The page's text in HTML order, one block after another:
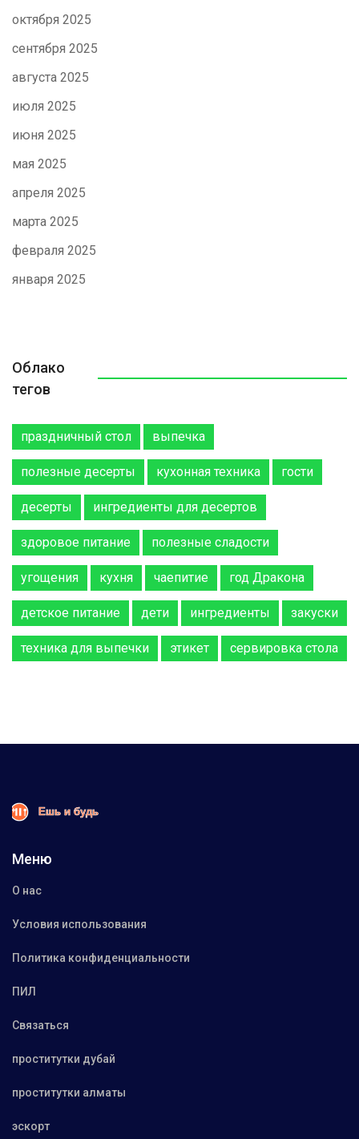
октября 2025
сентября 2025
августа 2025
июля 2025
июня 2025
мая 2025
апреля 2025
марта 2025
февраля 2025
января 2025
Облако
тегов
праздничный стол выпечка
полезные десерты кухонная техника гости
десерты ингредиенты для десертов
здоровое питание полезные сладости
угощения кухня чаепитие год Дракона
детское питание дети ингредиенты закуски
техника для выпечки этикет сервировка стола
Меню
О нас
Условия использования
Политика конфиденциальности
ПИЛ
Связаться
проститутки дубай
проститутки алматы
эскорт